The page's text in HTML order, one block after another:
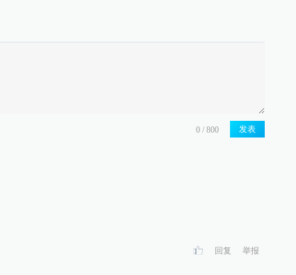
发表
回复 举报